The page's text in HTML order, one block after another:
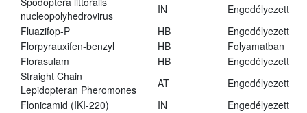
nucleopolyhedrovirus
IN
Engedélyezett
Fluazifop-P
HB
Engedélyezett
Florpyrauxifen-benzyl
HB
Folyamatban
Florasulam
HB
Engedélyezett
Straight Chain
Lepidopteran Pheromones
AT
Engedélyezett
Flonicamid (IKI-220)
IN
Engedélyezett